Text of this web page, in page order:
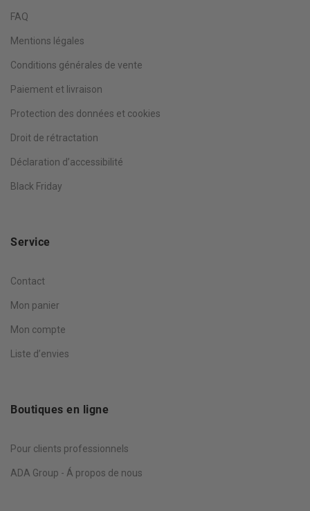
FAQ
Mentions légales
Conditions générales de vente
Paiement et livraison
Protection des données et cookies
Droit de rétractation
Déclaration d’accessibilité
Black Friday
Service
Contact
Mon panier
Mon compte
Liste d’envies
Boutiques en ligne
Pour clients professionnels
ADA Group - Á propos de nous